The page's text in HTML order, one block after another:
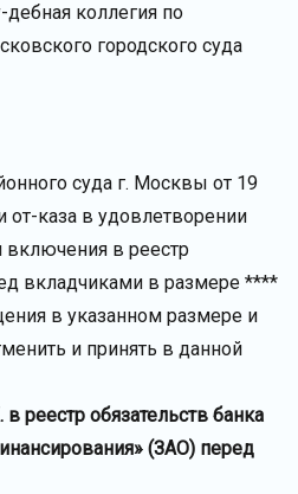
коллегия по
городского суда
суда г. Москвы от 19
от-каза в удовлетворении
включения в реестр
вкладчиками в размере ****
в указанном размере и
и принять в данной
реестр обязательств банка
(ЗАО) перед